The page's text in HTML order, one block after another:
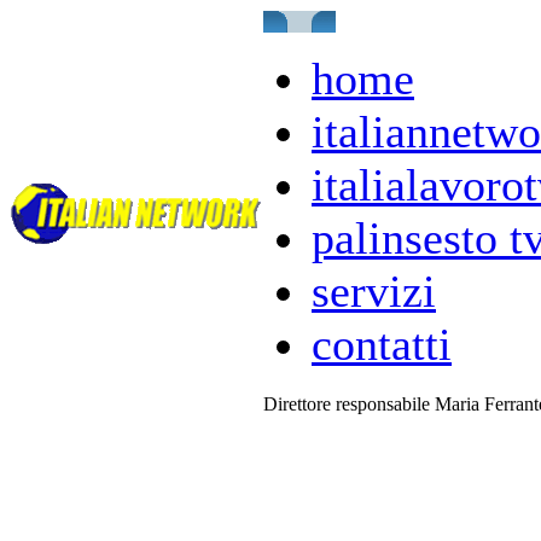
home
palinsesto
servizi
contatti
Direttore responsabile Maria